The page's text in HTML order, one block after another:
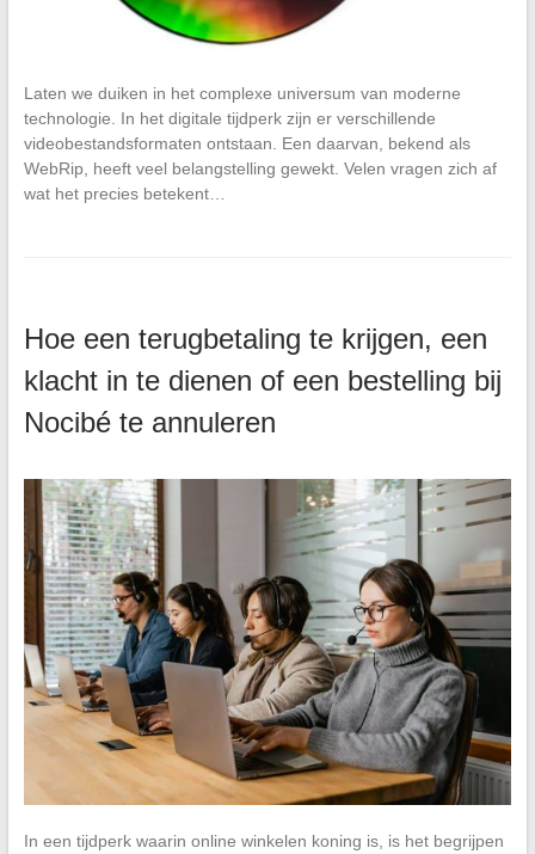
Laten we duiken in het complexe universum van moderne
technologie. In het digitale tijdperk zijn er verschillende
videobestandsformaten ontstaan. Een daarvan, bekend als
WebRip, heeft veel belangstelling gewekt. Velen vragen zich af
wat het precies betekent…
Hoe een terugbetaling te krijgen, een
klacht in te dienen of een bestelling bij
Nocibé te annuleren
In een tijdperk waarin online winkelen koning is, is het begrijpen